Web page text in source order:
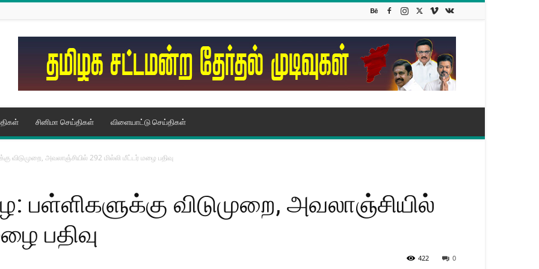
சினிமா செய்திகள் விளையாட்டு செய்திகள்
விடுமுறை, அவலாஞ்சியில் 292 மில்லி மீட்டர் மழை பதிவு
பள்ளிகளுக்கு விடுமுறை, அவலாஞ்சியில்
பதிவு
0
422